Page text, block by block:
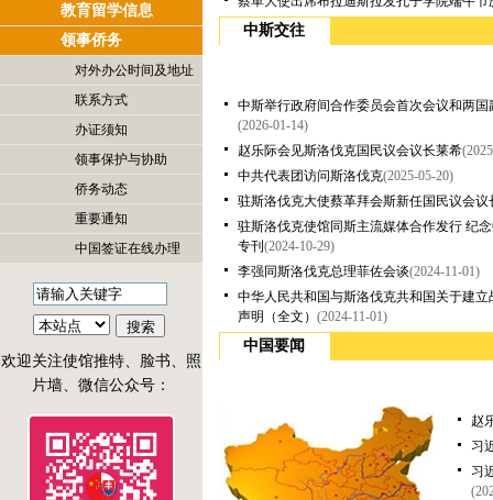
一、领事证件大厅对外办公时
间 受理签证业务申请时间：
每周二、周三、周四、周五上午
上午8:30-11:30（节假日除
外）。 受理公证业务申请时
16:00（节假日除外）。 护
照办理指纹采集或“视频见面”请
办公地址： Hrebendova44D,
询方式 申请人可查看使馆官
网“领事侨务”栏目公布的办证指
南，如有疑问，请通过以下电子
教育留学信息
领事侨务
对外办公时间及地址
联系方式
办证须知
领事保护与协助
侨务动态
重要通知
中国签证在线办理
欢迎关注使馆推特、脸书、照
片墙、微信公众号：
中斯交往
中斯举行政府间合作委员会首次会议和两
(2026-01-14)
赵乐际会见斯洛伐克国民议会议长莱希
中共代表团访问斯洛伐克(2025-05-20)
驻斯洛伐克大使蔡革拜会斯新任国民议会议
驻斯洛伐克使馆同斯主流媒体合作发行 纪
专刊 (2024-10-29)
李强同斯洛伐克总理菲佐会谈(2024-11-01)
中华人民共和国与斯洛伐克共和国关于建
声明（全文） (2024-11-01)
中国要闻
赵
习
习